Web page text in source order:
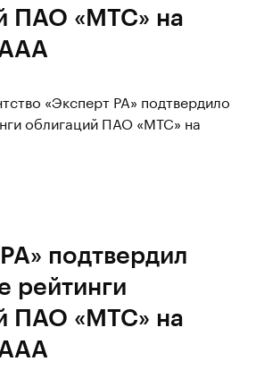
ПАО «МТС» на
«Эксперт РА» подтвердило
облигаций ПАО «МТС» на
подтвердил
рейтинги
ПАО «МТС» на